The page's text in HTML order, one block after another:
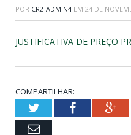
POR CR2-ADMIN4 EM 24 DE
JUSTIFICATIVA DE PREÇO
COMPARTILHAR:
TwitterFacebook
Email